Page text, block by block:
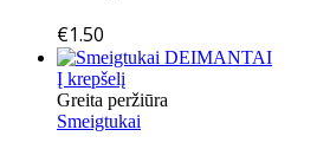
€1.50
Į krepšelį
Greita peržiūra
Smeigtukai